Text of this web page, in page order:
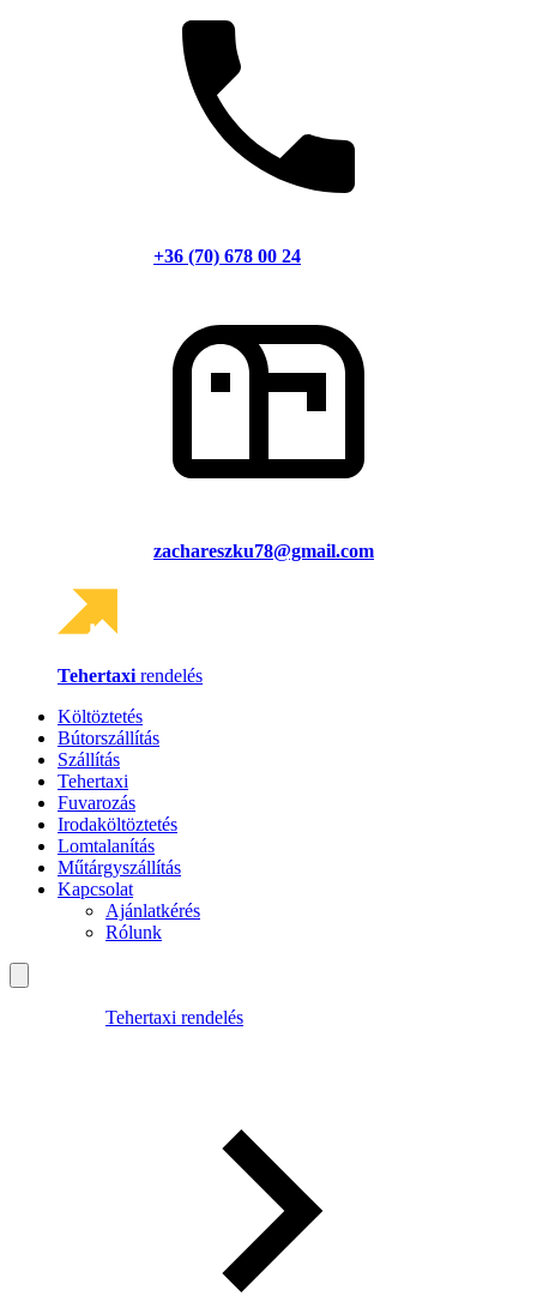
+36 (70) 678 00 24
zachareszku78@gmail.com
Tehertaxi rendelés
Költöztetés
Bútorszállítás
Szállítás
Tehertaxi
Fuvarozás
Irodaköltöztetés
Lomtalanítás
Műtárgyszállítás
Kapcsolat
Ajánlatkérés
Rólunk
Tehertaxi rendelés